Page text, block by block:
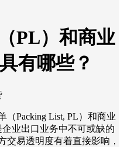
PL）和商业
有哪些？
（Packing List, PL）和商业
企业出口业务中不可或缺的
交易透明度有着直接影响，